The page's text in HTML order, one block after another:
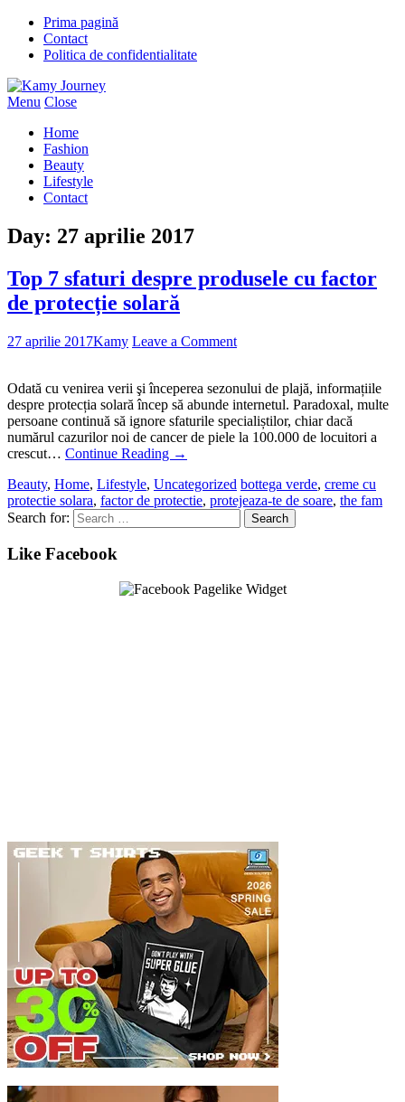
Prima pagină
Contact
Politica de confidentialitate
Menu Close
Home
Fashion
Beauty
Lifestyle
Contact
Day: 27 aprilie 2017
Top 7 sfaturi despre produsele cu factor
de protecție solară
27 aprilie 2017Kamy Leave a Comment
Odată cu venirea verii şi începerea sezonului de plajă, informațiile
despre protecția solară încep să abunde internetul. Paradoxal, multe
persoane continuă să ignore sfaturile specialiștilor, chiar dacă
numărul cazurilor noi de cancer de piele la 100.000 de locuitori a
crescut… Continue Reading →
Beauty, Home, Lifestyle, Uncategorized bottega verde, creme cu
protectie solara, factor de protectie, protejeaza-te de soare, the fam
Search for:
Like Facebook